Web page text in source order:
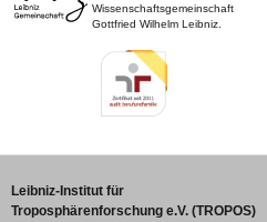
Wissenschaftsgemeinschaft
Gottfried Wilhelm Leibniz.
Leibniz-Institut für
Troposphärenforschung e.V. (TROPOS)